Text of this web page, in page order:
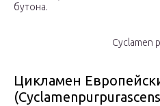
бутона.
Cyclamen
Цикламен